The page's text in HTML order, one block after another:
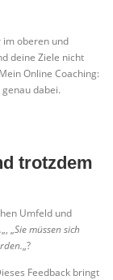
im oberen und
deine Ziele nicht
Online Coaching:
dabei.
trotzdem
Umfeld und
„, „Sie müssen sich
„?
Feedback bringt